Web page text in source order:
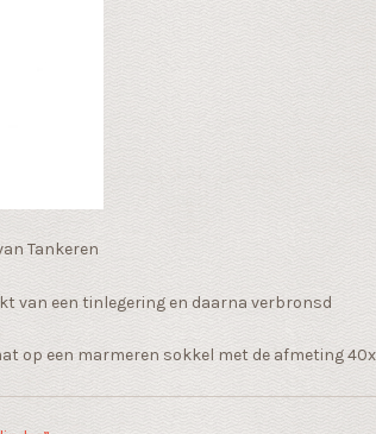
Tankeren
van een tinlegering en daarna verbronsd
op een marmeren sokkel met de afmeting